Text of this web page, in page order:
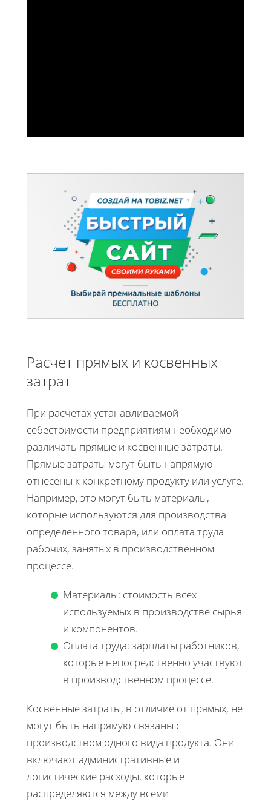
Расчет прямых и косвенных
затрат
При расчетах устанавливаемой
себестоимости предприятиям необходимо
различать прямые и косвенные затраты.
Прямые затраты могут быть напрямую
отнесены к конкретному продукту или услуге.
Например, это могут быть материалы,
которые используются для производства
определенного товара, или оплата труда
рабочих, занятых в производственном
процессе.
Материалы: стоимость всех
используемых в производстве сырья
и компонентов.
Оплата труда: зарплаты работников,
которые непосредственно участвуют
в производственном процессе.
Косвенные затраты, в отличие от прямых, не
могут быть напрямую связаны с
производством одного вида продукта. Они
включают административные и
логистические расходы, которые
распределяются между всеми